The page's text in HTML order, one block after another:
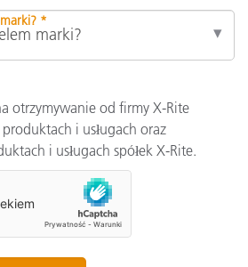
marki? *
otrzymywanie od firmy X-Rite
i usługach oraz
i usługach spółek X-Rite.